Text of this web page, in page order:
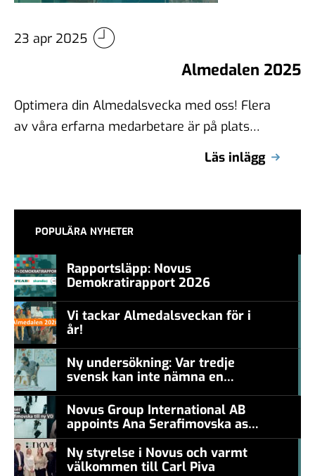
23 apr 2025
Almedalen 2025
Optimera din Almedalsvecka med oss! Flera
av våra erfarna medarbetare är på plats
Läs inlägg
POPULÄRA NYHETER
Rapportsläpp: Novus
Demokratirapport 2026
Vi tackar Almedalsveckan för i
år!
Ny undersökning: Var tredje
svensk kan inte nämna en
Novus Group International AB
appoints Ana Serafimovska as
new CEO
Ny styrelse i Novus och varmt
välkommen till Carl Piva